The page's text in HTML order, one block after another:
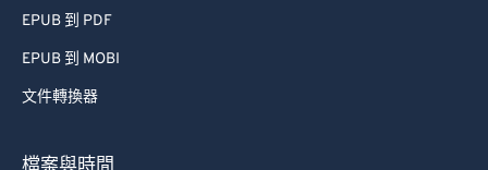
EPUB 到 PDF
EPUB 到 MOBI
文件轉換器